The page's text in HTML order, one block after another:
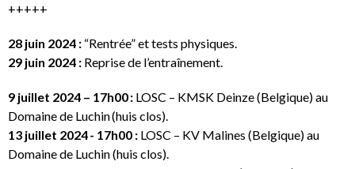
+++++
28 juin 2024 : “Rentrée” et tests physiques.
29 juin 2024 : Reprise de l’entraînement.
9 juillet 2024 – 17h00 : LOSC – KMSK Deinze (Belgique) au
Domaine de Luchin (huis clos).
13 juillet 2024 - 17h00 : LOSC – KV Malines (Belgique) au
Domaine de Luchin (huis clos).